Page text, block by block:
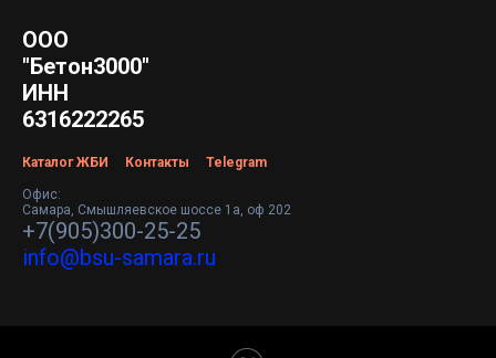
ООО
"Бетон3000"
ИНН
6316222265
Каталог ЖБИ Контакты Telegram
Офис:
Самара, Смышляевское шоссе 1а, оф 202
+7(905)300-25-25
info@bsu-samara.ru